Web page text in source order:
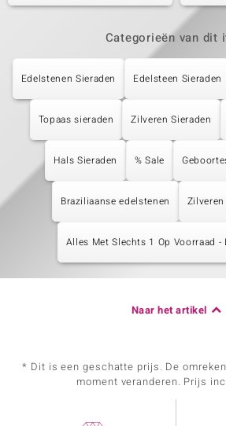
Categorieën van dit
Edelstenen Sieraden Edelsteen Sieraden
Topaas sieraden Zilveren Sieraden
Hals Sieraden % Sale
Braziliaanse edelstenen
Alles Met Slechts 1 Op Voorraad -
Naar het artikel
* Dit is een geschatte prijs. De
moment veranderen. Prijs